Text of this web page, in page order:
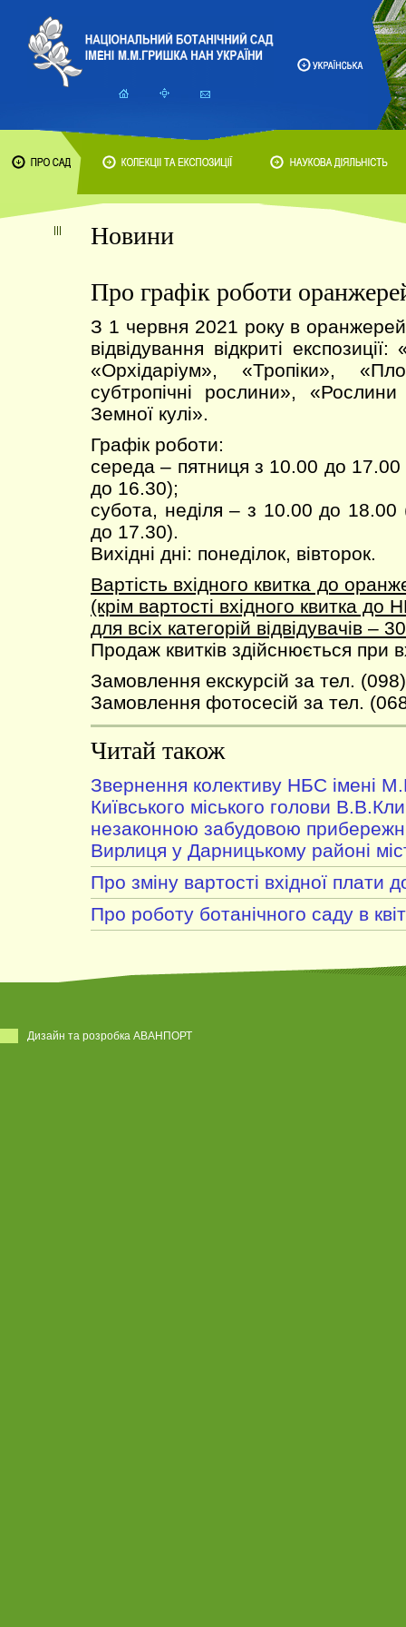
Новини
Про графік роботи
З 1 червня 2021 року в
відвідування відкриті експозиції:
«Орхідаріум», «Тропіки»,
субтропічні рослини»,
Земної кулі».
Графік роботи:
середа – пятниця з 10.00 до
до 16.30);
субота, неділя – з 10.00 до 18.00
до 17.30).
Вихідні дні: понеділок, вівторок.
Вартість вхідного квитка до
(крім вартості вхідного квитка до
для всіх категорій відвідувачів –
Продаж квитків здійснюється при
Замовлення екскурсій за тел.
Замовлення фотосесій за тел.
Читай також
Звернення колективу НБС імені
Київського міського голови
незаконною забудовою
Вирлиця у Дарницькому районі
Про зміну вартості вхідної плати
Про роботу ботанічного саду в
Дизайн та розробка АВАНПОРТ